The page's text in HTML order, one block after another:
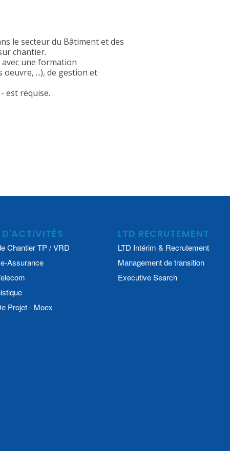
le secteur du Bâtiment et des
chantier.
avec une formation
...), de gestion et
est requise.
D'ACTIVITÉS
Chantier TP / VRD
Assurance
Projet - Moex
LTD RECRUTEMENT
LTD Intérim & Recrutement
Management de transition
Executive Search